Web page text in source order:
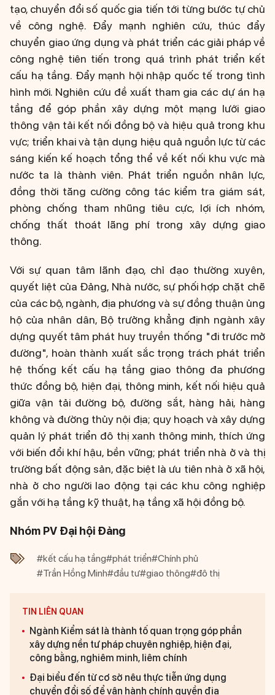
tạo, chuyển đổi số quốc gia tiến tới từng bước tự chủ
về công nghệ. Đẩy mạnh nghiên cứu, thúc đẩy
chuyển giao ứng dụng và phát triển các giải pháp về
công nghệ tiên tiến trong quá trình phát triển kết
cấu hạ tầng. Đẩy mạnh hội nhập quốc tế trong tình
hình mới. Nghiên cứu đề xuất tham gia các dự án hạ
tầng để góp phần xây dựng một mạng lưới giao
thông vận tải kết nối đồng bộ và hiệu quả trong khu
vực; triển khai và tận dụng hiệu quả nguồn lực từ các
sáng kiến kế hoạch tổng thể về kết nối khu vực mà
nước ta là thành viên. Phát triển nguồn nhân lực,
đồng thời tăng cường công tác kiểm tra giám sát,
phòng chống tham nhũng tiêu cực, lợi ích nhóm,
chống thất thoát lãng phí trong xây dựng giao
thông.
Với sự quan tâm lãnh đạo, chỉ đạo thường xuyên,
quyết liệt của Đảng, Nhà nước, sự phối hợp chặt chẽ
của các bộ, ngành, địa phương và sự đồng thuận ủng
hộ của nhân dân, Bộ trưởng khẳng định ngành xây
dựng quyết tâm phát huy truyền thống "đi trước mở
đường", hoàn thành xuất sắc trọng trách phát triển
hệ thống kết cấu hạ tầng giao thông đa phương
thức đồng bộ, hiện đại, thông minh, kết nối hiệu quả
giữa vận tải đường bộ, đường sắt, hàng hải, hàng
không và đường thủy nội địa; quy hoạch và xây dựng
quản lý phát triển đô thị xanh thông minh, thích ứng
với biến đổi khí hậu, bền vững; phát triển nhà ở và thị
trường bất động sản, đặc biệt là ưu tiên nhà ở xã hội,
nhà ở cho người lao động tại các khu công nghiệp
gắn với hạ tầng kỹ thuật, hạ tầng xã hội đồng bộ.
Nhóm PV Đại hội Đảng
#kết cấu hạ tầng#phát triển#Chính phủ
#Trần Hồng Minh#đầu tư#giao thông#đô thị
TIN LIÊN QUAN
Ngành Kiểm sát là thành tố quan trọng góp phần
xây dựng nền tư pháp chuyên nghiệp, hiện đại,
công bằng, nghiêm minh, liêm chính
Đại biểu đến từ cơ sở nêu thực tiễn ứng dụng
chuyển đổi số để vận hành chính quyền địa